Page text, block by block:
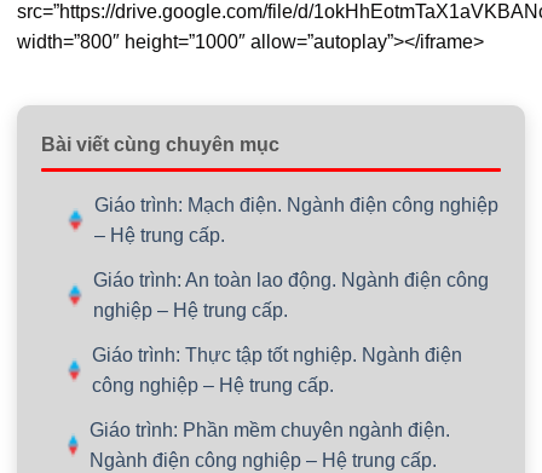
src=”https://drive.google.com/file/d/
width=”800″ height=”1000″ allow=”autoplay”></iframe>
Bài viết cùng chuyên mục
Giáo trình: Mạch điện. Ngành điện công nghiệp
– Hệ trung cấp.
Giáo trình: An toàn lao động. Ngành điện công
nghiệp – Hệ trung cấp.
Giáo trình: Thực tập tốt nghiệp. Ngành điện
công nghiệp – Hệ trung cấp.
Giáo trình: Phần mềm chuyên ngành điện.
Ngành điện công nghiệp – Hệ trung cấp.